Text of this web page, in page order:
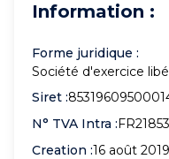
Information :
Forme juridique :
Société d'exercice
Siret :
N° TVA Intra :
Creation :16 août 2019